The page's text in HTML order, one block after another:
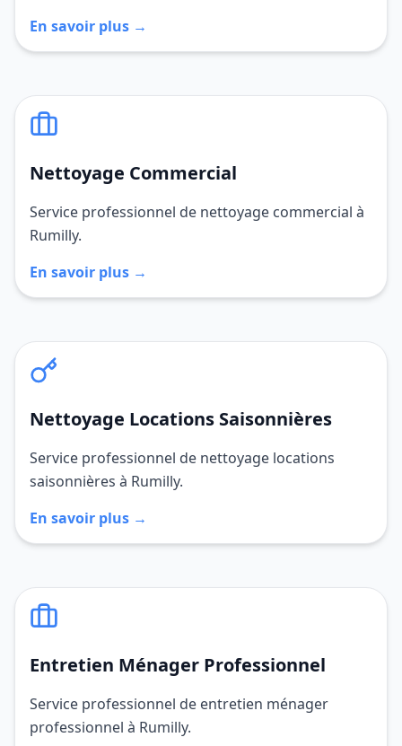
En savoir plus →
Nettoyage Commercial
Service professionnel de nettoyage commercial à
Rumilly.
En savoir plus →
Nettoyage Locations Saisonnières
Service professionnel de nettoyage locations
saisonnières à Rumilly.
En savoir plus →
Entretien Ménager Professionnel
Service professionnel de entretien ménager
professionnel à Rumilly.